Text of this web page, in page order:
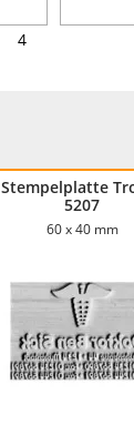
4
Stempelplatte
5207
60 x 40 mm